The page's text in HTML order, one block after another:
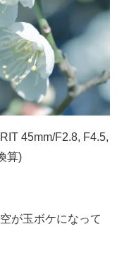
45mm/F2.8, F4.5,
算)
が玉ボケになって